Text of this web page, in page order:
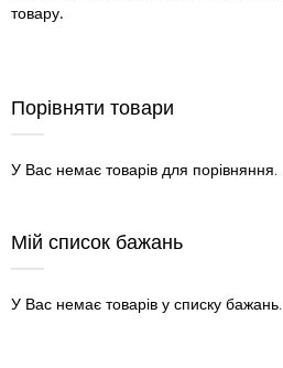
товару.
Порівняти товари
У Вас немає товарів для порівняння.
Мій список бажань
У Вас немає товарів у списку бажань.